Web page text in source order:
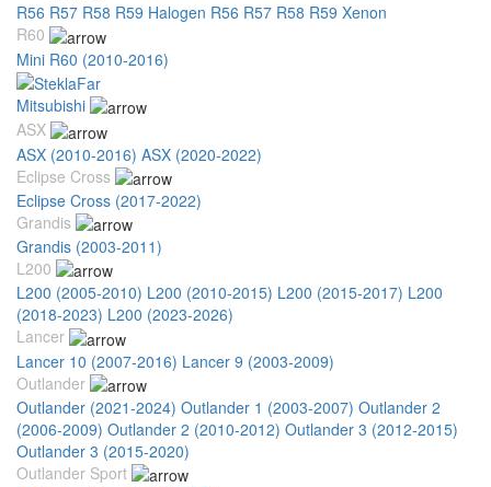
R56 R57 R58 R59 Halogen R56 R57 R58 R59 Xenon
R60
Mini R60 (2010-2016)
Mitsubishi
ASX
ASX (2010-2016) ASX (2020-2022)
Eclipse Cross
Eclipse Cross (2017-2022)
Grandis
Grandis (2003-2011)
L200
L200 (2005-2010) L200 (2010-2015) L200 (2015-2017) L200
(2018-2023) L200 (2023-2026)
Lancer
Lancer 10 (2007-2016) Lancer 9 (2003-2009)
Outlander
Outlander (2021-2024) Outlander 1 (2003-2007) Outlander 2
(2006-2009) Outlander 2 (2010-2012) Outlander 3 (2012-2015)
Outlander 3 (2015-2020)
Outlander Sport